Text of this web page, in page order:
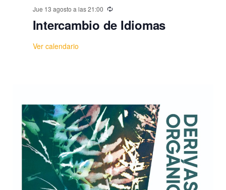
Jue 13 agosto a las 21:00
Intercambio de Idiomas
Ver calendario